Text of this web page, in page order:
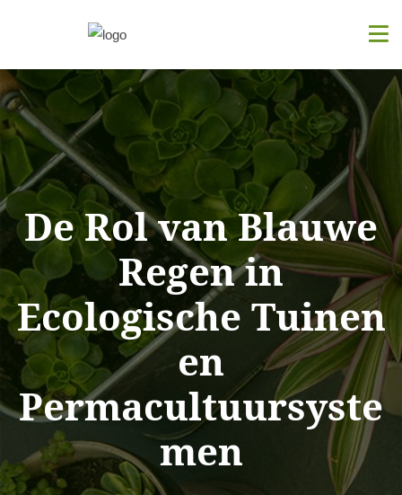
De Rol van Blauwe
Regen in
Ecologische Tuinen
en
Permacultuursyste
men